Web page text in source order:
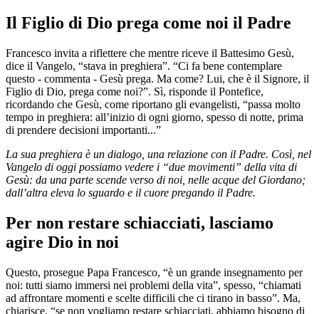
Il Figlio di Dio prega come noi il Padre
Francesco invita a riflettere che mentre riceve il Battesimo Gesù,
dice il Vangelo, “stava in preghiera”. “Ci fa bene contemplare
questo - commenta - Gesù prega. Ma come? Lui, che è il Signore, il
Figlio di Dio, prega come noi?”. Sì, risponde il Pontefice,
ricordando che Gesù, come riportano gli evangelisti, “passa molto
tempo in preghiera: all’inizio di ogni giorno, spesso di notte, prima
di prendere decisioni importanti...”
La sua preghiera è un dialogo, una relazione con il Padre. Così, nel
Vangelo di oggi possiamo vedere i “due movimenti” della vita di
Gesù: da una parte scende verso di noi, nelle acque del Giordano;
dall’altra eleva lo sguardo e il cuore pregando il Padre.
Per non restare schiacciati, lasciamo
agire Dio in noi
Questo, prosegue Papa Francesco, “è un grande insegnamento per
noi: tutti siamo immersi nei problemi della vita”, spesso, “chiamati
ad affrontare momenti e scelte difficili che ci tirano in basso”. Ma,
chiarisce, “se non vogliamo restare schiacciati, abbiamo bisogno di